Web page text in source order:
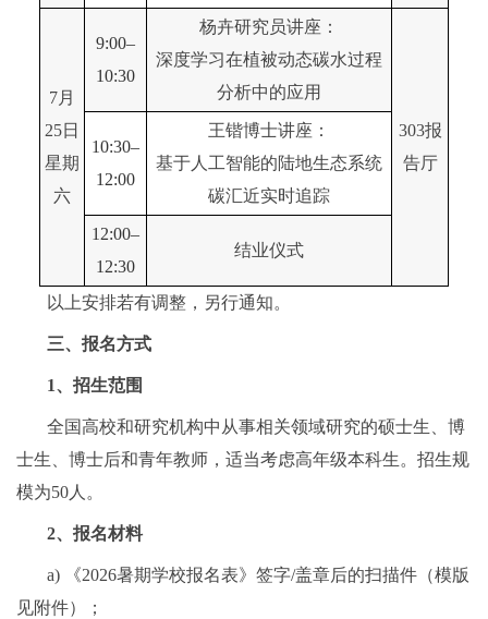
7月
25日
星期
六
9:00–
10:30
杨卉研究员讲座：
深度学习在植被动态碳水过程
分析中的应用
303报
告厅
10:30–
12:00
王锴博士讲座：
基于人工智能的陆地生态系统
碳汇近实时追踪
12:00–
12:30
结业仪式
以上安排若有调整，另行通知。
三、报名方式
1、招生范围
全国高校和研究机构中从事相关领域研究的硕士生、博
士生、博士后和青年教师，适当考虑高年级本科生。招生规
模为50人。
2、报名材料
a) 《2026暑期学校报名表》签字/盖章后的扫描件（模版
见附件）；